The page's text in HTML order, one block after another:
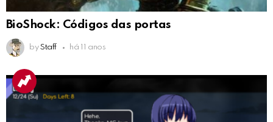
BioShock: Códigos das portas
by Staff há 11 anos